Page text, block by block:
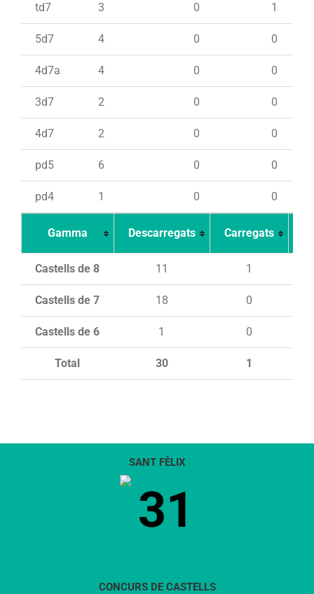
td7 3 0 1
5d7 4 0 0
4d7a 4 0 0
3d7 2 0 0
4d7 2 0 0
pd5 6 0 0
pd4 1 0 0
Gamma Descarregats Carregats
Total 30 1
Castells de 8 11 1
Castells de 7 18 0
Castells de 6 1 0
SANT FÈLIX
31
CONCURS DE CASTELLS